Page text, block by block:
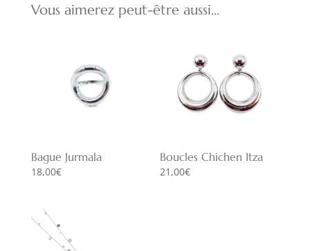
Vous aimerez peut-être aussi…
Bague Jurmala
18,00€
Boucles Chichen Itza
21,00€